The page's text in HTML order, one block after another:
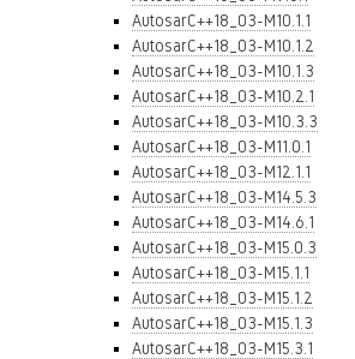
AutosarC++18_03-M10.1.1
AutosarC++18_03-M10.1.2
AutosarC++18_03-M10.1.3
AutosarC++18_03-M10.2.1
AutosarC++18_03-M10.3.3
AutosarC++18_03-M11.0.1
AutosarC++18_03-M12.1.1
AutosarC++18_03-M14.5.3
AutosarC++18_03-M14.6.1
AutosarC++18_03-M15.0.3
AutosarC++18_03-M15.1.1
AutosarC++18_03-M15.1.2
AutosarC++18_03-M15.1.3
AutosarC++18_03-M15.3.1